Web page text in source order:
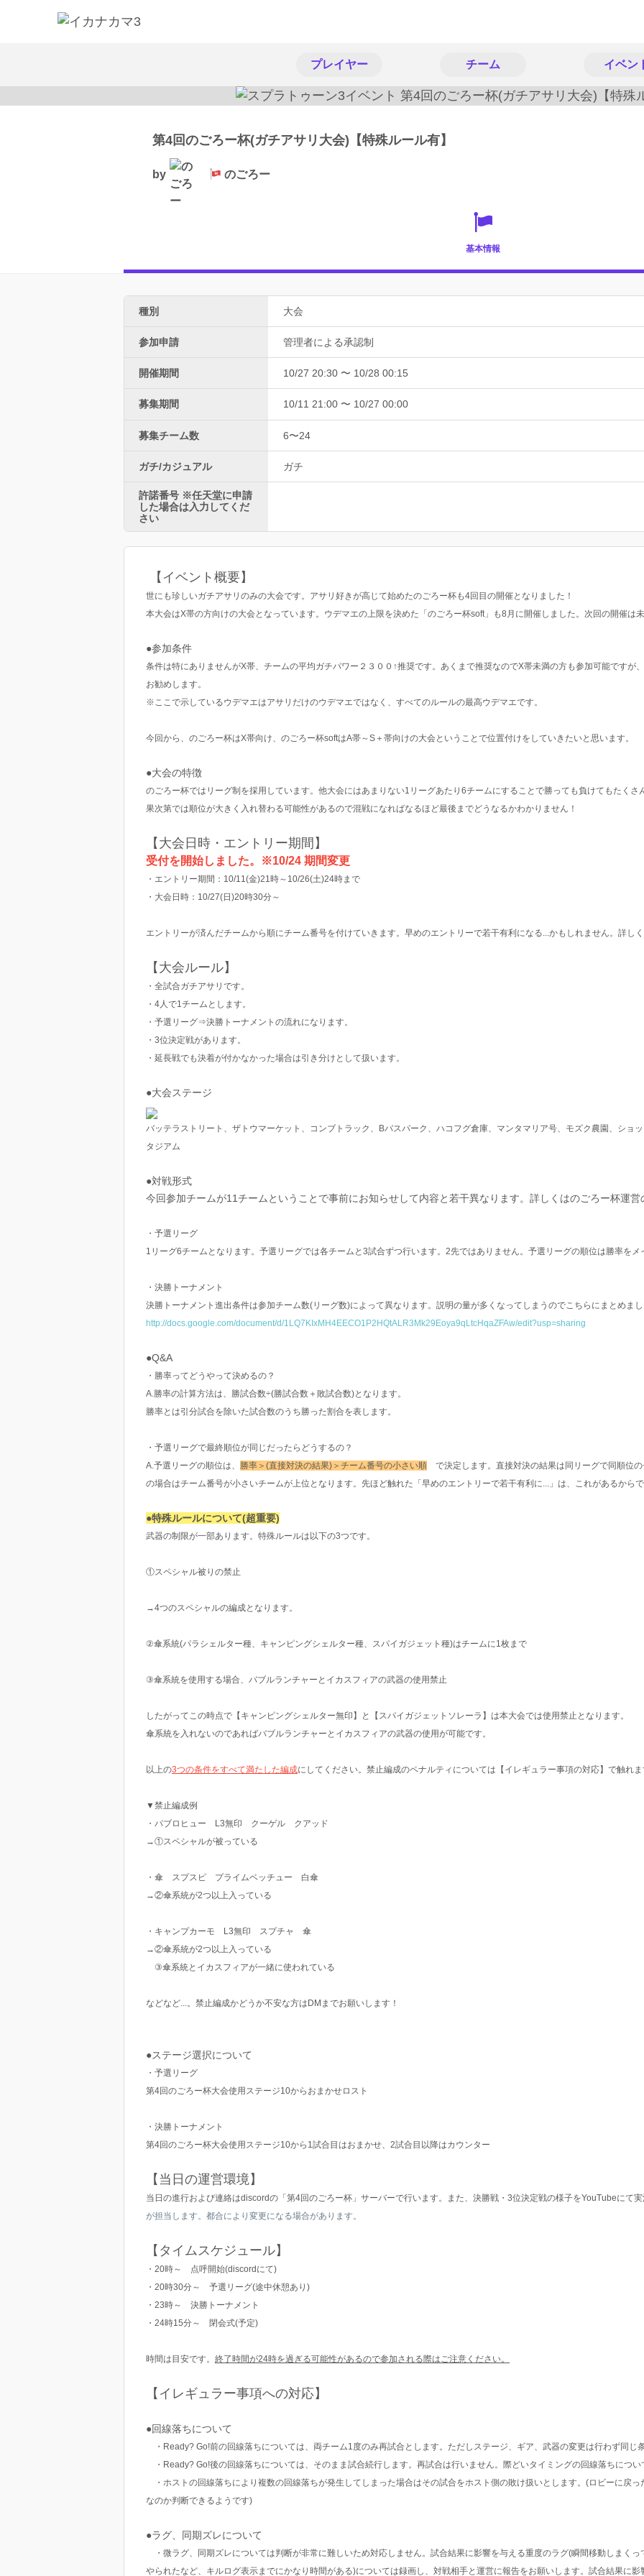
プレイヤー チーム イベン
第4回のごろー杯(ガチアサリ大会)【特殊ルール有】
by のごろー
基本情報
種別 大会
参加申請 管理者による承認制
開催期間 10/27 20:30 〜 10/28 00:15
募集期間 10/11 21:00 〜 10/27 00:00
募集チーム数 6〜24
ガチ/カジュアル ガチ
許諾番号 ※任天堂に申請
した場合は入力してくだ
さい
【イベント概要】
世にも珍しいガチアサリのみの大会です。アサリ好きが高じて始めたのごろー杯も4回目の開催となりました！
本大会はX帯の方向けの大会となっています。ウデマエの上限を決めた「のごろー杯soft」も8月に開催しました。次回の開催は
●参加条件
条件は特にありませんがX帯、チームの平均ガチパワー２３００↑推奨です。あくまで推奨なのでX帯未満の方も参加可能ですが
お勧めします。
※ここで示しているウデマエはアサリだけのウデマエではなく、すべてのルールの最高ウデマエです。
今回から、のごろー杯はX帯向け、のごろー杯softはA帯～S＋帯向けの大会ということで位置付けをしていきたいと思います。
●大会の特徴
のごろー杯ではリーグ制を採用しています。他大会にはあまりない1リーグあたり6チームにすることで勝っても負けてもたく
果次第では順位が大きく入れ替わる可能性があるので混戦になればなるほど最後までどうなるかわかりません！
【大会日時・エントリー期間】
受付を開始しました。※10/24 期間変更
・エントリー期間：10/11(金)21時～10/26(土)24時まで
・大会日時：10/27(日)20時30分～
エントリーが済んだチームから順にチーム番号を付けていきます。早めのエントリーで若干有利になる...かもしれません。詳し
【大会ルール】
・全試合ガチアサリです。
・4人で1チームとします。
・予選リーグ⇒決勝トーナメントの流れになります。
・3位決定戦があります。
・延長戦でも決着が付かなかった場合は引き分けとして扱います。
●大会ステージ
バッテラストリート、ザトウマーケット、コンブトラック、Bバスパーク、ハコフグ倉庫、マンタマリア号、モズク農園、ショ
タジアム
●対戦形式
今回参加チームが11チームということで事前にお知らせして内容と若干異なります。詳しくはのごろー杯運
・予選リーグ
1リーグ6チームとなります。予選リーグでは各チームと3試合ずつ行います。2先ではありません。予選リーグの順位は勝率をメ
・決勝トーナメント
決勝トーナメント進出条件は参加チーム数(リーグ数)によって異なります。説明の量が多くなってしまうのでこちらにまとめま
http://docs.google.com/document/d/1LQ7KIxMH4EECO1P2HQtALR3Mk29Eoya9qLtcHqaZFAw/edit?usp=sharing
●Q&A
・勝率ってどうやって決めるの？
A.勝率の計算方法は、勝試合数÷(勝試合数＋敗試合数)となります。
勝率とは引分試合を除いた試合数のうち勝った割合を表します。
・予選リーグで最終順位が同じだったらどうするの？
A.予選リーグの順位は、 勝率＞(直接対決の結果)＞チーム番号の小さい順 で決定します。直接対決の結果は同リーグで同順位
の場合はチーム番号が小さいチームが上位となります。先ほど触れた「早めのエントリーで若干有利に...」は、これがあるから
●特殊ルールについて(超重要)
武器の制限が一部あります。特殊ルールは以下の3つです。
①スペシャル被りの禁止
→4つのスペシャルの編成となります。
②傘系統(パラシェルター種、キャンピングシェルター種、スパイガジェット種)はチームに1枚まで
③傘系統を使用する場合、バブルランチャーとイカスフィアの武器の使用禁止
したがってこの時点で【キャンピングシェルター無印】と【スパイガジェットソレーラ】は本大会では使用禁止となります。
傘系統を入れないのであればバブルランチャーとイカスフィアの武器の使用が可能です。
以上の3つの条件をすべて満たした編成にしてください。禁止編成のペナルティについては【イレギュラー事項の対応】で触れ
▼禁止編成例
・パブロヒュー L3無印 クーゲル クアッド
→①スペシャルが被っている
・傘 スプスピ プライムベッチュー 白傘
→②傘系統が2つ以上入っている
・キャンプカーモ L3無印 スプチャ 傘
→②傘系統が2つ以上入っている
③傘系統とイカスフィアが一緒に使われている
などなど...。禁止編成かどうか不安な方はDMまでお願いします！
●ステージ選択について
・予選リーグ
第4回のごろー杯大会使用ステージ10からおまかせロスト
・決勝トーナメント
第4回のごろー杯大会使用ステージ10から1試合目はおまかせ、2試合目以降はカウンター
【当日の運営環境】
当日の進行および連絡はdiscordの「第4回のごろー杯」サーバーで行います。また、決勝戦・3位決定戦の様子をYouTubeにて
が担当します。都合により変更になる場合があります。
【タイムスケジュール】
・20時～ 点呼開始(discordにて)
・20時30分～ 予選リーグ(途中休憩あり)
・23時～ 決勝トーナメント
・24時15分～ 閉会式(予定)
時間は目安です。 終了時間が24時を過ぎる可能性があるので参加される際はご注意ください。
【イレギュラー事項への対応】
●回線落ちについて
・Ready? Go!前の回線落ちについては、両チーム1度のみ再試合とします。ただしステージ、ギア、武器の変更は行わず同じ
・Ready? Go!後の回線落ちについては、そのまま試合続行します。再試合は行いません。際どいタイミングの回線落ちにつ
・ホストの回線落ちにより複数の回線落ちが発生してしまった場合はその試合をホスト側の敗け扱いとします。(ロビーに戻
なのか判断できるようです)
●ラグ、同期ズレについて
・微ラグ、同期ズレについては判断が非常に難しいため対応しません。試合結果に影響を与える重度のラグ(瞬間移動しまく
やられたなど、キルログ表示までにかなり時間がある)については録画し、対戦相手と運営に報告をお願いします。試合結果に